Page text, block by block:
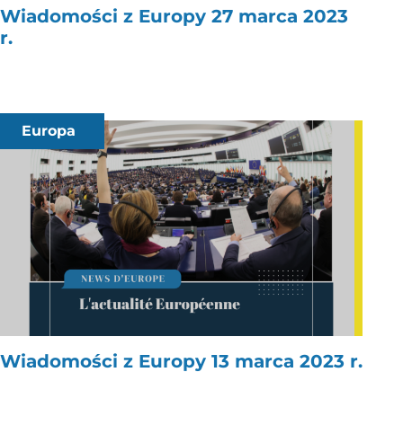
Wiadomości z Europy 27 marca 2023
r.
Europa
Wiadomości z Europy 13 marca 2023 r.